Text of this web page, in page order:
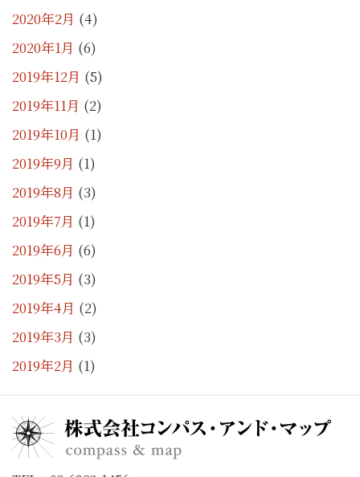
2020年2月 (4)
2020年1月 (6)
2019年12月 (5)
2019年11月 (2)
2019年10月 (1)
2019年9月 (1)
2019年8月 (3)
2019年7月 (1)
2019年6月 (6)
2019年5月 (3)
2019年4月 (2)
2019年3月 (3)
2019年2月 (1)